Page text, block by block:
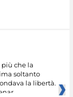
che la
soltanto
la libertà.